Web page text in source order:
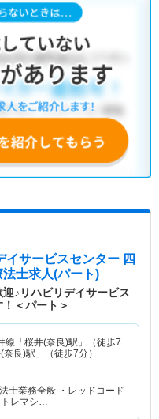
イサービスセンター 四
士求人(パート)
迎♪リハビリデイサービス
＜パート＞
線「桜井(奈良)駅」（徒歩7
良)駅」（徒歩7分）
士業務全般 ・レッドコード
トレマシ…